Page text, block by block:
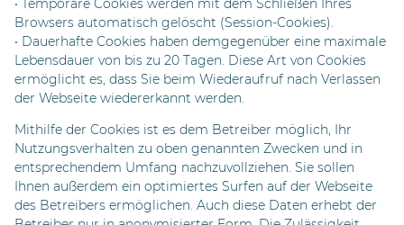
• Temporäre Cookies werden mit dem Schließen Ihres
Browsers automatisch gelöscht (Session-Cookies).
• Dauerhafte Cookies haben demgegenüber eine maximale
Lebensdauer von bis zu 20 Tagen. Diese Art von Cookies
ermöglicht es, dass Sie beim Wiederaufruf nach Verlassen
der Webseite wiedererkannt werden.
Mithilfe der Cookies ist es dem Betreiber möglich, Ihr
Nutzungsverhalten zu oben genannten Zwecken und in
entsprechendem Umfang nachzuvollziehen. Sie sollen
Ihnen außerdem ein optimiertes Surfen auf der Webseite
des Betreibers ermöglichen. Auch diese Daten erhebt der